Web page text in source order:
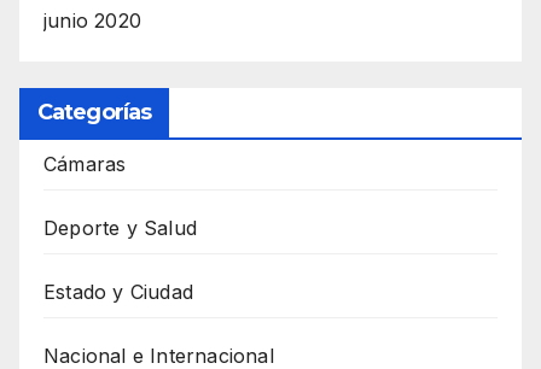
junio 2020
Categorías
Cámaras
Deporte y Salud
Estado y Ciudad
Nacional e Internacional